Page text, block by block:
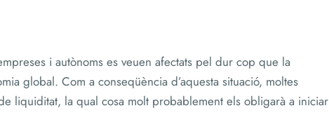
i autònoms es veuen afectats pel dur cop que la
global. Com a conseqüència d’aquesta situació, moltes
liquiditat, la qual cosa molt probablement els obligarà a iniciar